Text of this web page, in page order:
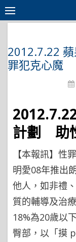
Skip
to
2012.7.22
罪犯克心魔
計劃 助
【本報訊】性
明愛08年推出
他人，如非禮
質的輔導及治
18%為20歲以
臀部，以「摸